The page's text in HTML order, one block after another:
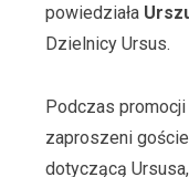
powiedziała
Dzielnicy Ursus.
Podczas
zaproszeni
dotyczącą